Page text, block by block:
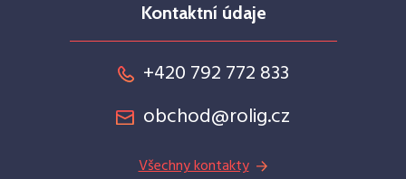
Kontaktní údaje
+420 792 772 833
obchod@rolig.cz
Všechny kontakty